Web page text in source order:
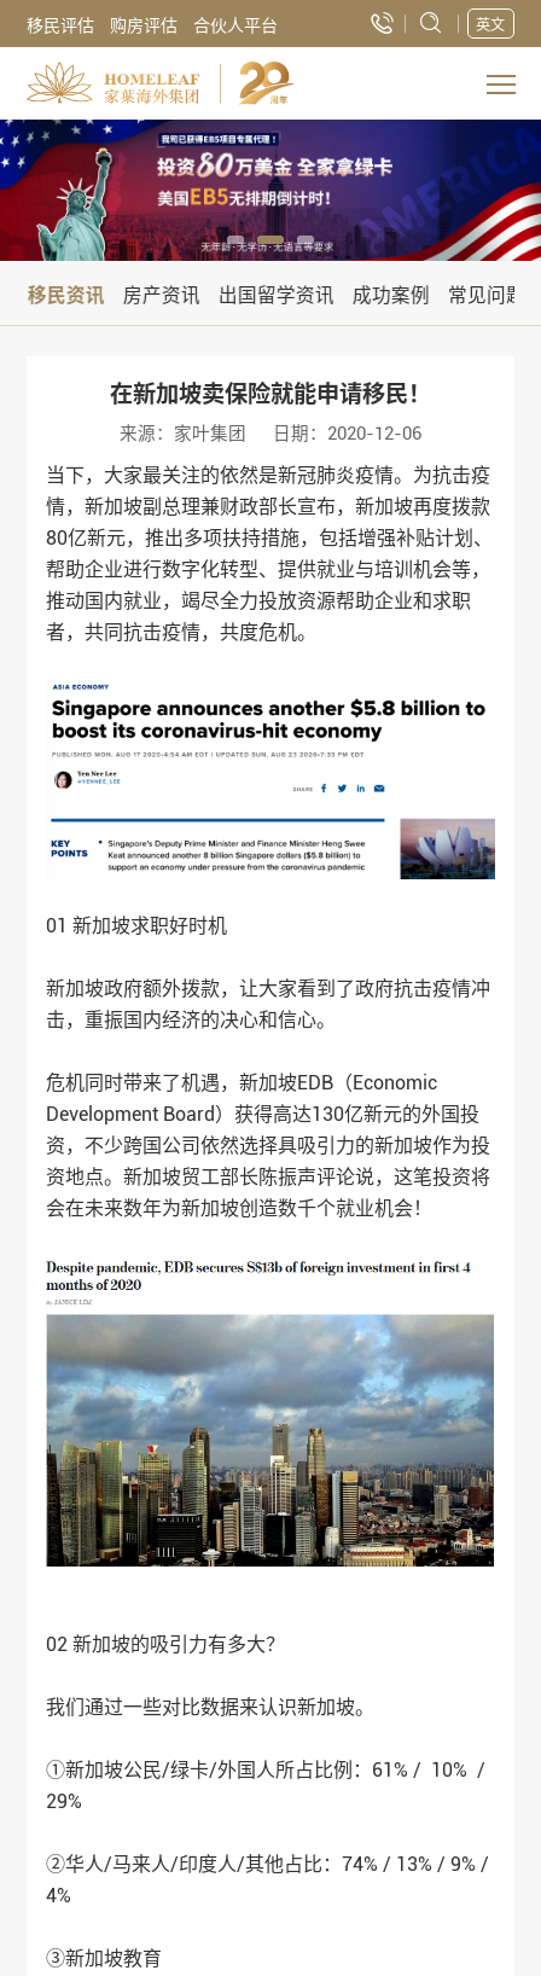
移民评估 购房评估 合伙人平台 英文
移民资讯 房产资讯 出国留学资讯 成功案例 常见问题
在新加坡卖保险就能申请移民！
来源：家叶集团 日期：2020-12-06
当下，大家最关注的依然是新冠肺炎疫情。为抗击疫
情，新加坡副总理兼财政部长宣布，新加坡再度拨款
80亿新元，推出多项扶持措施，包括增强补贴计划、
帮助企业进行数字化转型、提供就业与培训机会等，
推动国内就业，竭尽全力投放资源帮助企业和求职
者，共同抗击疫情，共度危机。
01 新加坡求职好时机
新加坡政府额外拨款，让大家看到了政府抗击疫情冲
击，重振国内经济的决心和信心。
危机同时带来了机遇，新加坡EDB（Economic
Development Board）获得高达130亿新元的外国投
资，不少跨国公司依然选择具吸引力的新加坡作为投
资地点。新加坡贸工部长陈振声评论说，这笔投资将
会在未来数年为新加坡创造数千个就业机会！
02 新加坡的吸引力有多大？
我们通过一些对比数据来认识新加坡。
①新加坡公民/绿卡/外国人所占比例：61% / 10% /
29%
②华人/马来人/印度人/其他占比：74% / 13% / 9% /
4%
③新加坡教育